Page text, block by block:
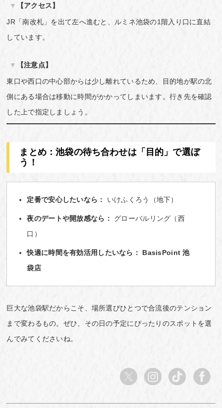
【アクセス】
JR「南改札」を出て左へ進むと、ルミネ池袋の1階入り口に直結
しています。
【注意点】
東口や西口の中心部からは少し離れているため、目的地が駅の北
側にある場合は移動に時間がかかってしまいます。行き先を確認
した上で指定しましょう。
まとめ：池袋の待ち合わせは「目的」で選ぼ
う！
定番で安心したいなら： いけふくろう（地下）
夜のデートや開放感なら：
グローバルリング（西
口）
快適に時間を有効活用したいなら：
BasisPoint 池
袋店
巨大な池袋駅だからこそ、場所選びひとつで合流後のテンション
まで変わるもの。ぜひ、その日の予定にぴったりのスポットを選
んでみてくださいね。